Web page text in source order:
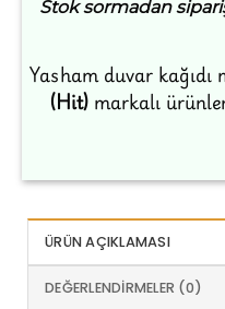
Stok sormadan
Yasham duvar kağıdı
(Hit)markalı
ÜRÜN AÇIKLAMASI
DEĞERLENDIRMELER (0)